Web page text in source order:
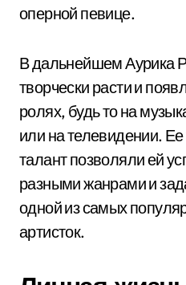
оперной певице.
В дальнейшем Аурика
творчески расти и
ролях, будь то на
или на телевидении.
талант позволяли ей
разными жанрами и
одной из самых
артисток.